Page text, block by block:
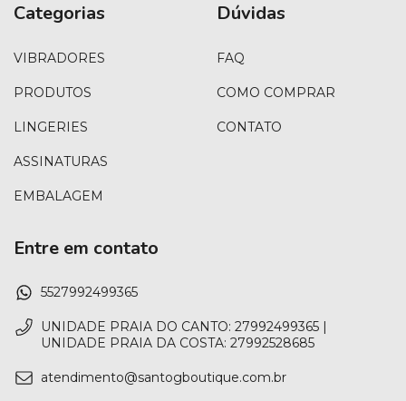
Categorias
VIBRADORES
PRODUTOS
LINGERIES
ASSINATURAS
EMBALAGEM
Dúvidas
FAQ
COMO COMPRAR
CONTATO
Entre em contato
5527992499365
UNIDADE PRAIA DO CANTO: 27992499365 |
UNIDADE PRAIA DA COSTA: 27992528685
atendimento@santogboutique.com.br